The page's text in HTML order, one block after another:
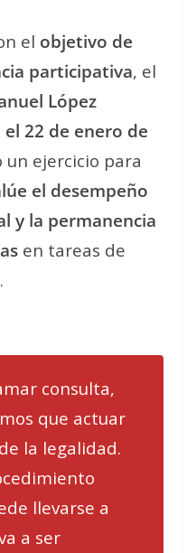
el objetivo de
participativa, el
López
22 de enero de
un ejercicio para
el desempeño
y la permanencia
en tareas de
consulta,
que actuar
la legalidad.
llevarse a
a ser